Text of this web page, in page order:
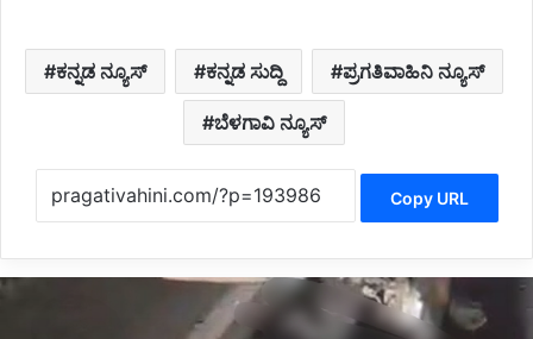
ಕನ್ನಡ ನ್ಯೂಸ್ ಕನ್ನಡ ಸುದ್ದಿ ಪ್ರಗತಿವಾಹಿನಿ ನ್ಯೂಸ್
ಬೆಳಗಾವಿ ನ್ಯೂಸ್
Copy URL